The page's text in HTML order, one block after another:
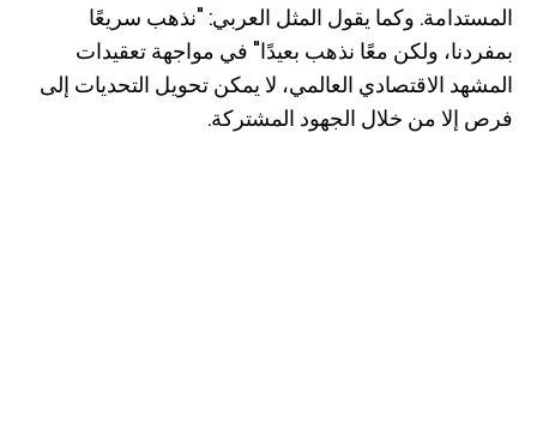
المستدامة. وكما يقول المثل العربي: "نذهب سريعًا
بمفردنا، ولكن معًا نذهب بعيدًا" في مواجهة تعقيدات
المشهد الاقتصادي العالمي، لا يمكن تحويل التحديات إلى
فرص إلا من خلال الجهود المشتركة.